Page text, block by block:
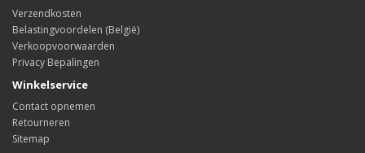
Verzendkosten
Belastingvoordelen (België)
Verkoopvoorwaarden
Privacy Bepalingen
Winkelservice
Contact opnemen
Retourneren
Sitemap